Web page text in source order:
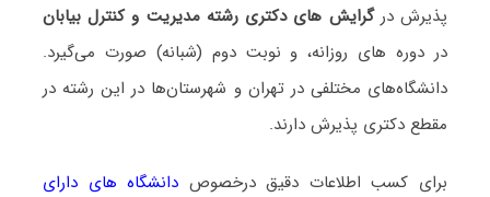
پذیرش درگرایش های دکتری رشته مدیریت و کنترل بیابان
در دوره های روزانه، و نوبت دوم (شبانه) صورت می‌گیرد.
دانشگاه‌های مختلفی در تهران و شهرستان‌ها در این رشته در
مقطع دکتری پذیرش دارند.
برای کسب اطلاعات دقیق درخصوص دانشگاه های دارای